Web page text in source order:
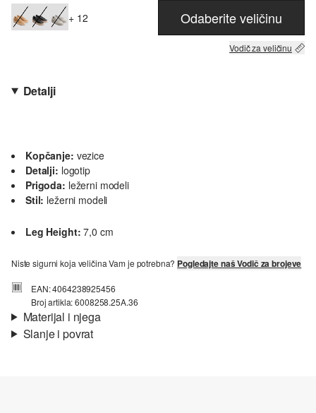
+ 12 Odaberite veličinu
Vodič za veličinu
Detalji
Kopčanje: vezice
Detalji: logotip
Prigoda: ležerni modeli
Stil: ležerni modeli
Leg Height: 7,0 cm
Niste sigurni koja veličina Vam je potrebna? Pogledajte naš Vodič za brojeve
EAN: 4064238925456
Broj artikla: 6008258.25A.36
Materijal i njega
Slanje i povrat